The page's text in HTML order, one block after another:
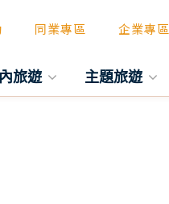
同業專區 企業專區
旅遊 主題旅遊